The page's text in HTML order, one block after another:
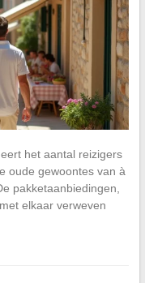
het aantal reizigers
oude gewoontes van à
pakketaanbiedingen,
elkaar verweven